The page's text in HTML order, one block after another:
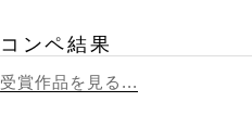
コンペ結果
受賞作品を見る...